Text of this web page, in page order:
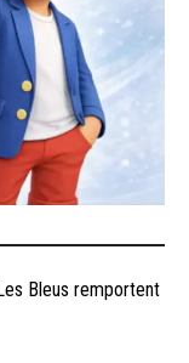
Bleus remportent